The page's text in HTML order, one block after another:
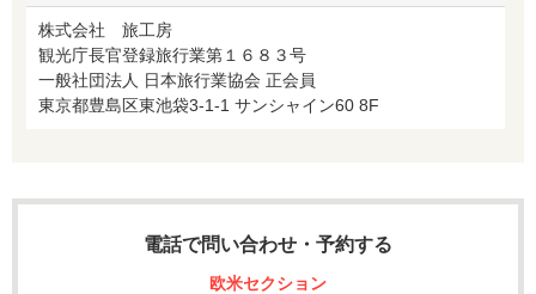
株式会社 旅工房
観光庁長官登録旅行業第１６８３号
一般社団法人 日本旅行業協会 正会員
東京都豊島区東池袋3-1-1 サンシャイン60 8F
電話で問い合わせ・予約する
欧米セクション